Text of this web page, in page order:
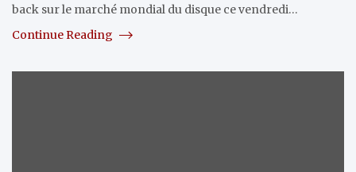
back sur le marché mondial du disque ce vendredi…
Continue Reading